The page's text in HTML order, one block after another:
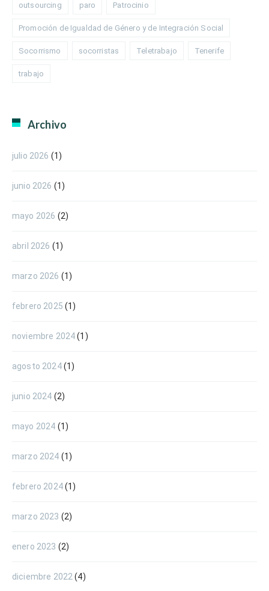
outsourcing paro Patrocinio
Promoción de Igualdad de Género y de Integración Social
Socorrismo socorristas Teletrabajo Tenerife
trabajo
Archivo
julio 2026 (1)
junio 2026 (1)
mayo 2026 (2)
abril 2026 (1)
marzo 2026 (1)
febrero 2025 (1)
noviembre 2024(1)
agosto 2024(1)
junio 2024 (2)
mayo 2024 (1)
marzo 2024 (1)
febrero 2024(1)
marzo 2023 (2)
enero 2023 (2)
diciembre 2022 (4)